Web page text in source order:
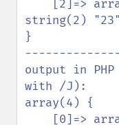
string(2)
}
output in
with /J):
array(4) {